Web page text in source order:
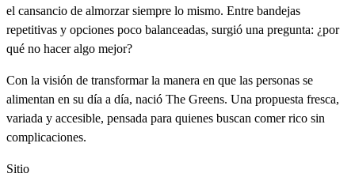
el cansancio de almorzar siempre lo mismo. Entre bandejas
repetitivas y opciones poco balanceadas, surgió una pregunta: ¿por
qué no hacer algo mejor?
Con la visión de transformar la manera en que las personas se
alimentan en su día a día, nació The Greens. Una propuesta fresca,
variada y accesible, pensada para quienes buscan comer rico sin
complicaciones.
Sitio